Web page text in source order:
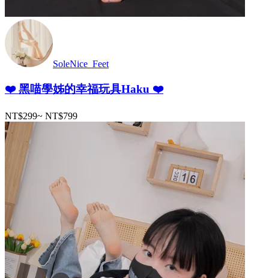
SoleNice_Feet
❤️ 黑喵學姊的幸福玩具Haku ❤️
NT$299~ NT$799